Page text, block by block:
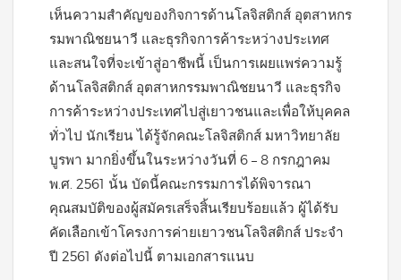
เห็นความสำคัญของกิจการด้านโลจิสติกส์ อุตสาหกร
รมพาณิชยนาวี และธุรกิจการค้าระหว่างประเทศ
และสนใจที่จะเข้าสู่อาชีพนี้ เป็นการเผยแพร่ความรู้
ด้านโลจิสติกส์ อุตสาหกรรมพาณิชยนาวี และธุรกิจ
การค้าระหว่างประเทศไปสู่เยาวชนและเพื่อให้บุคคล
ทั่วไป นักเรียน ได้รู้จักคณะโลจิสติกส์ มหาวิทยาลัย
บูรพา มากยิ่งขึ้นในระหว่างวันที่ 6 – 8 กรกฎาคม
พ.ศ. 2561 นั้น บัดนี้คณะกรรมการได้พิจารณา
คุณสมบัติของผู้สมัครเสร็จสิ้นเรียบร้อยแล้ว ผู้ได้รับ
คัดเลือกเข้าโครงการค่ายเยาวชนโลจิสติกส์ ประจำ
ปี 2561 ดังต่อไปนี้ ตามเอกสารแนบ